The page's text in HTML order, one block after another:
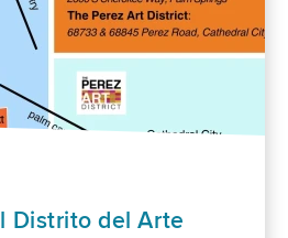
Distrito del Arte